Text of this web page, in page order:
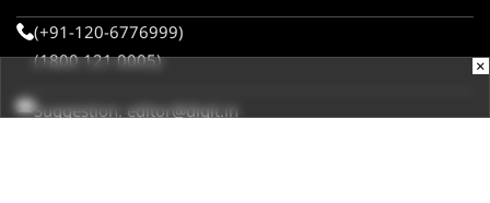
(+91-120-6776999)
(1800 121 0005)
Suggestion: editor@digit.in
×